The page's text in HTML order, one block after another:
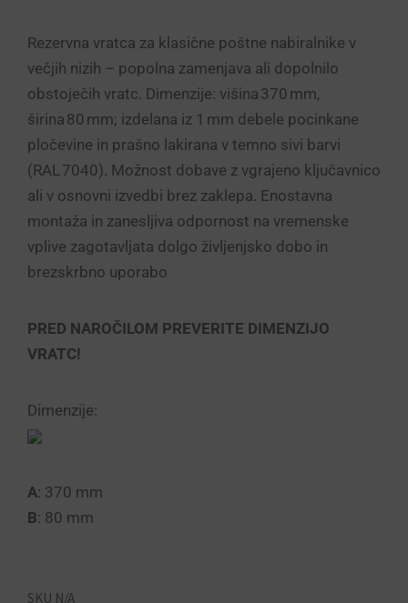
Rezervna vratca za klasične poštne nabiralnike v
večjih nizih – popolna zamenjava ali dopolnilo
obstoječih vratc. Dimenzije: višina 370 mm,
širina 80 mm; izdelana iz 1 mm debele pocinkane
pločevine in prašno lakirana v temno sivi barvi
(RAL 7040). Možnost dobave z vgrajeno ključavnico
ali v osnovni izvedbi brez zaklepa. Enostavna
montaža in zanesljiva odpornost na vremenske
vplive zagotavljata dolgo življenjsko dobo in
brezskrbno uporabo
PRED NAROČILOM PREVERITE DIMENZIJO
VRATC!
Dimenzije:
A: 370 mm
B: 80 mm
SKU N/A